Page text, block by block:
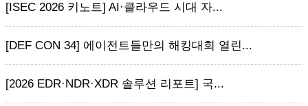
[ISEC 2026 키노트] AI·클라우드 시대 자...
[DEF CON 34] 에이전트들만의 해킹대회 열린...
[2026 EDR·NDR·XDR 솔루션 리포트] 국...